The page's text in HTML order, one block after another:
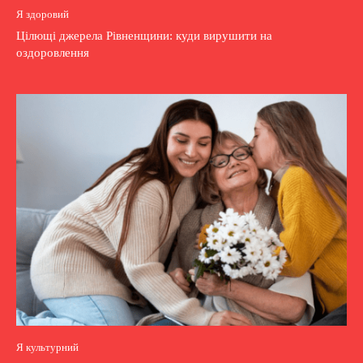
Я здоровий
Цілющі джерела Рівненщини: куди вирушити на
оздоровлення
Я культурний